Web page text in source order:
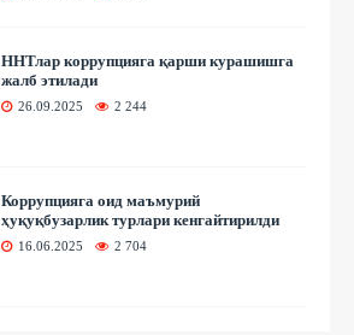
ННТлар коррупцияга қарши курашишга
жалб этилади
26.09.2025 2 244
Коррупцияга оид маъмурий
ҳуқуқбузарлик турлари кенгайтирилди
16.06.2025 2 704